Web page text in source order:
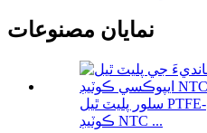
نمايان مصنوعات
سلور پليٽ ٿيل PTFE-موصل ليڊز ايپوڪسي
ڪوٽيڊ NTC ...